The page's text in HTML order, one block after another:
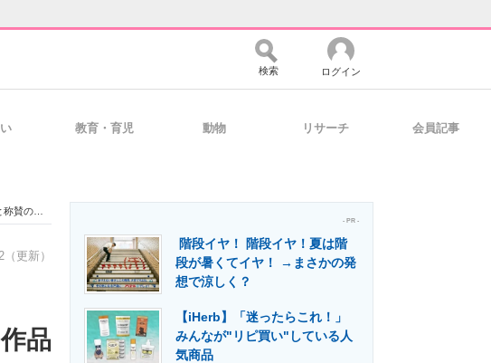
経営リーダーのコミュニティ マーケ×ITの今がよく分かる
製造業のIT導入・活用を支援
検索 ログイン
教育・育児 動物 リサーチ 会員記事
賛の声
更新）
品
- PR -
階段イヤ！ 階段イヤ！夏は階
段が暑くてイヤ！ →まさかの発
想で涼しく？
【iHerb】「迷ったらこれ！」
みんなが"リピ買い"している人
気商品